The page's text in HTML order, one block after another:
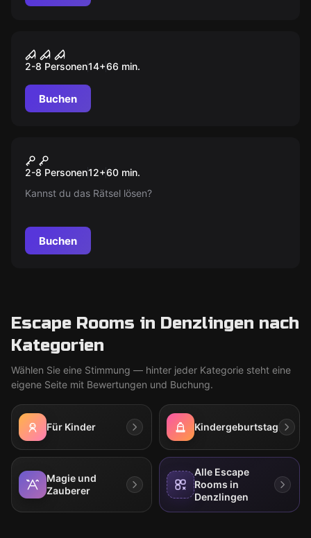
DAS WAISENHAUS
2-8 Personen14+66 min.
Buchen
Neu
Hunters Lodge
2-8 Personen12+60 min.
Kannst du das Rätsel lösen?
Buchen
Escape Rooms in Denzlingen nach
Kategorien
Wählen Sie eine Stimmung — hinter jeder Kategorie steht eine
eigene Seite mit Bewertungen und Buchung.
Für Kinder Kindergeburtstag
Magie und
Zauberer
Alle Escape
Rooms in
Denzlingen